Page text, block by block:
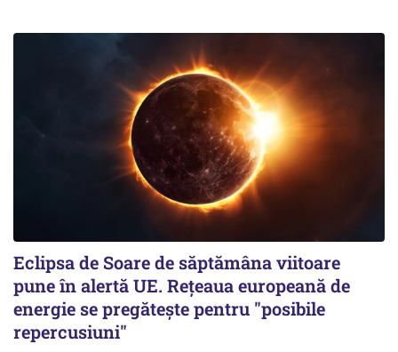
Eclipsa de Soare de săptămâna viitoare
pune în alertă UE. Rețeaua europeană de
energie se pregătește pentru "posibile
repercusiuni"